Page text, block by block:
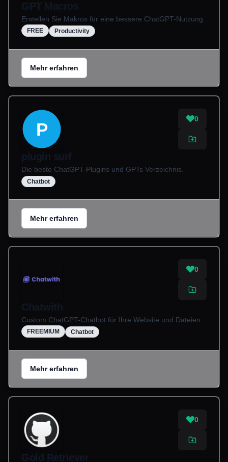
GPT Macros
Erstellen Sie Makros für eine bessere ChatGPT-Nutzung.
FREE Productivity
Mehr erfahren
P
0
plugin surf
Die beste ChatGPT-Plugins und GPTs Verzeichnis.
Chatbot
Mehr erfahren
0
Chatwith
Custom ChatGPT-Chatbot für Ihre Website und Dateien.
FREEMIUM Chatbot
Mehr erfahren
0
Gold Retriever